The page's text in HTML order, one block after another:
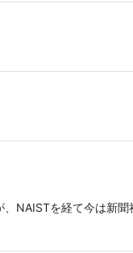
NAISTを経て今は新